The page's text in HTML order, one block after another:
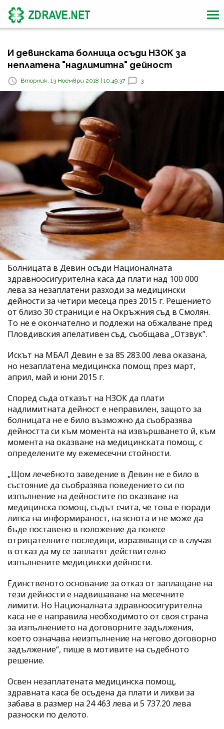
И девинската болница осъди НЗОК за
неплатена "надлимитна" дейност
Вторник, 13 Ноември 2018 | 10:49:37 3
Болницата в Девин осъди Националната
здравноосигурителна каса да плати над 100 000
лева за незаплатени разходи за медицински
дейности за четири месеца през 2015 г. Решението
от близо 30 страници е на Окръжния съд в Смолян.
То не е окончателно и подлежи на обжалване пред
Пловдивския апелативен съд, съобщава „Отзвук”.
Искът на МБАЛ Девин е за 85 283.00 лева оказана,
но незаплатена медицинска помощ през март,
април, май и юни 2015 г.
Според съда отказът на НЗОК да плати
надлимитната дейност е неправилен, защото за
болницата не е било възможно да съобразява
дейността си към момента на извършването й, към
момента на оказване на медицинската помощ, с
определените му ежемесечни стойности.
„Щом лечебното заведение в Девин не е било в
състояние да съобразява поведението си по
изпълнение на дейностите по оказване на
медицинска помощ, съдът счита, че това е поради
липса на информираност, на яснота и не може да
бъде поставено в положение да понесе
отрицателните последици, изразяващи се в случая
в отказ да му се заплатят действително
изпълнените медицински дейности.
Единственото основание за отказ от заплащане на
тези дейности е надвишаване на месечните
лимити. Но Националната здравноосигурителна
каса не е направила необходимото от своя страна
за изпълнението на договорните задължения,
което означава неизпълнение на негово договорно
задължение“, пише в мотивите на съдебното
решение.
Освен незаплатената медицинска помощ,
здравната каса бе осъдена да плати и лихви за
забава в размер на 24 463 лева и 5 737.20 лева
разноски по делото.